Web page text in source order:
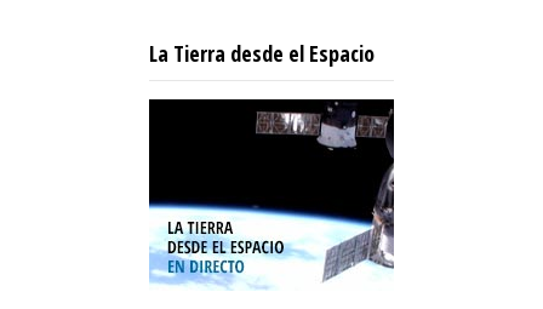
La Tierra desde el Espacio